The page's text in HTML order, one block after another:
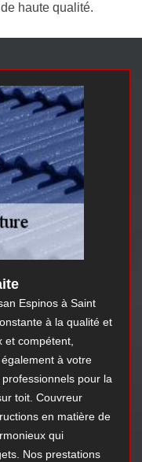
haute qualité.
Espinos à Saint
à la qualité et
et compétent,
à votre
pour la
toit. Couvreur
en matière de
qui
Nos prestations